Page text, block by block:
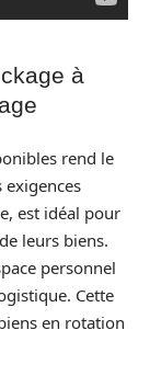
à
rend le
exigences
est idéal pour
leurs biens.
personnel
Cette
en rotation